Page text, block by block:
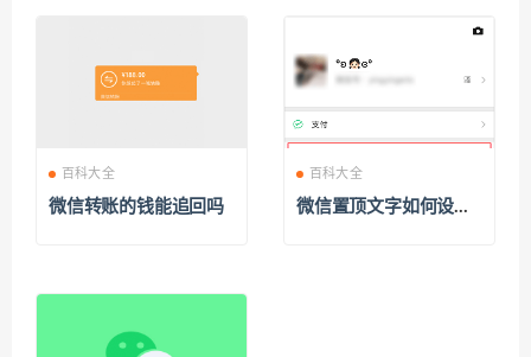
百科大全
微信转账的钱能追回吗
百科大全
微信置顶文字如何设